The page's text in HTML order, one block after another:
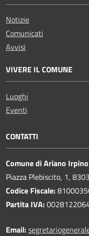
Notizie
Comunicati
Avvisi
VIVERE IL COMUNE
Luoghi
Eventi
CONTATTI
Comune di Ariano Irpino
Piazza Plebiscito, 1,
Codice Fiscale:
Partita IVA:
Email: